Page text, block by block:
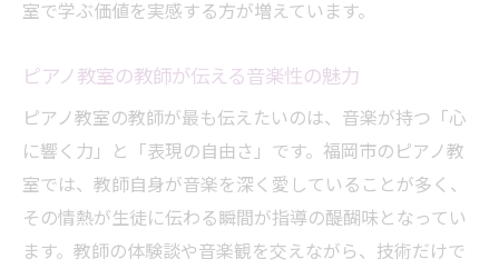
室で学ぶ価値を実感する方が増えています。
ピアノ教室の教師が伝える音楽性の魅力
ピアノ教室の教師が最も伝えたいのは、音楽が持つ「心
に響く力」と「表現の自由さ」です。福岡市のピアノ教
室では、教師自身が音楽を深く愛していることが多く、
その情熱が生徒に伝わる瞬間が指導の醍醐味となってい
ます。教師の体験談や音楽観を交えながら、技術だけで